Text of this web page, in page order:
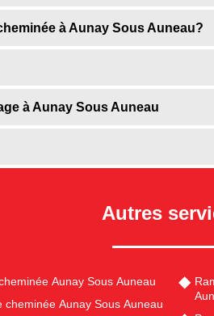
à Aunay Sous Auneau?
à Aunay Sous Auneau
Autres
Aunay Sous Auneau
cheminée Aunay Sous Auneau